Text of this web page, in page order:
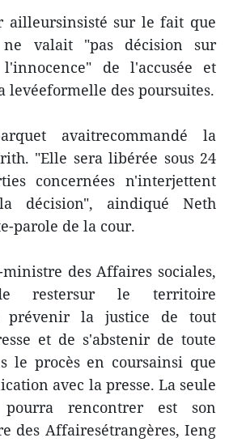
ailleursinsisté sur le fait que
valait "pas décision sur
de l'accusée et
levéeformelle des poursuites.
avaitrecommandé la
"Elle sera libérée sous 24
concernées n'interjettent
décision", aindiqué Neth
parole de la cour.
des Affaires sociales,
restersur le territoire
prévenir la justice de tout
et de s'abstenir de toute
le procès en coursainsi que
avec la presse. La seule
pourra rencontrer est son
des Affairesétrangères, Ieng